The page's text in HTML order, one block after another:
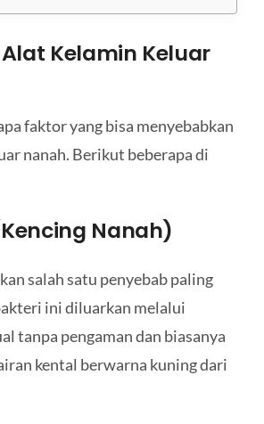
Kelamin Keluar
faktor yang bisa menyebabkan
nanah. Berikut beberapa di
Nanah)
salah satu penyebab paling
ini diluarkan melalui
tanpa pengaman dan biasanya
kental berwarna kuning dari